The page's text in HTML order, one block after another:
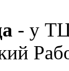
- у